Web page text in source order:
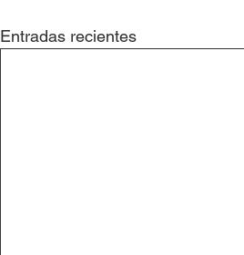
Entradas recientes